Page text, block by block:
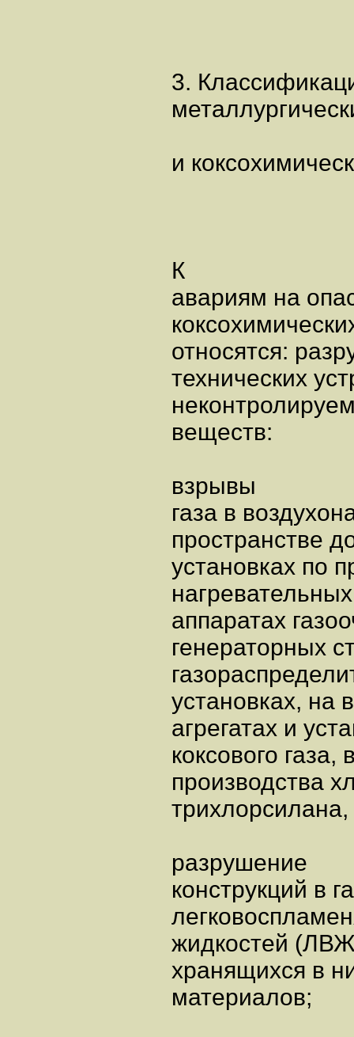
3.
и
К
авариям на
относятся:
технических
веществ:
взрывы
газа в
пространстве
установках по
аппаратах
генераторных
установках, на
агрегатах и
коксового газа,
производства
разрушение
конструкций в
жидкостей
хранящихся в
материалов;